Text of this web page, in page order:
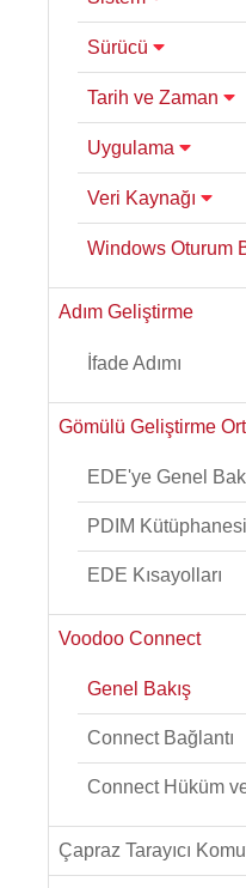
Sürücü
Tarih ve Zaman
Uygulama
Veri Kaynağı
Windows Oturum
Adım Geliştirme
İfade Adımı
Gömülü Geliştirme
EDE'ye Genel
PDIM Kütüphanesi
EDE Kısayolları
Voodoo Connect
Genel Bakış
Connect Bağlantı
Connect Hüküm
Çapraz Tarayıcı